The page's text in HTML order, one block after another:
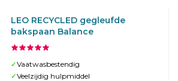
LEO RECYCLED gegleufde
bakspaan Balance
✓Vaatwasbestendig
✓Veelzijdig hulpmiddel